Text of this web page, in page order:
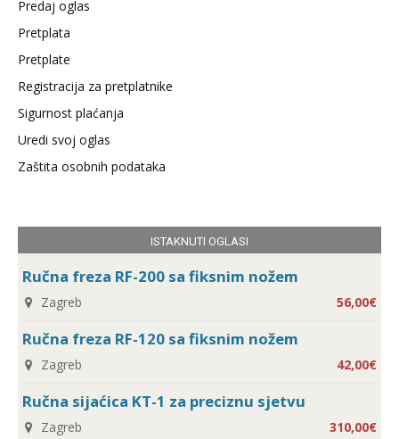
Predaj oglas
Pretplata
Pretplate
Registracija za pretplatnike
Sigurnost plaćanja
Uredi svoj oglas
Zaštita osobnih podataka
ISTAKNUTI OGLASI
Ručna freza RF-200 sa fiksnim nožem
Zagreb 56,00€
Ručna freza RF-120 sa fiksnim nožem
Zagreb 42,00€
Ručna sijaćica KT-1 za preciznu sjetvu
Zagreb 310,00€